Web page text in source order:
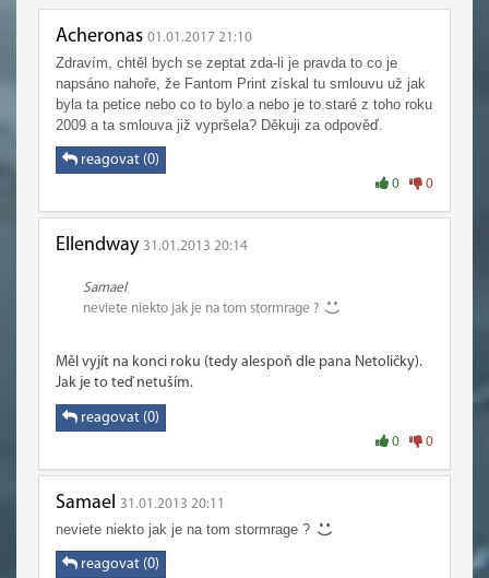
Acheronas 01.01.2017 21:10
Zdravím, chtěl bych se zeptat zda-li je pravda to co je
napsáno nahoře, že Fantom Print získal tu smlouvu už jak
byla ta petice nebo co to bylo a nebo je to staré z toho roku
2009 a ta smlouva již vypršela? Děkuji za odpověď.
reagovat (0)
0 0
Ellendway 31.01.2013 20:14
Samael
neviete niekto jak je na tom stormrage ?
Měl vyjít na konci roku (tedy alespoň dle pana Netoličky).
Jak je to teď netuším.
reagovat (0)
0 0
Samael 31.01.2013 20:11
neviete niekto jak je na tom stormrage ?
reagovat (0)